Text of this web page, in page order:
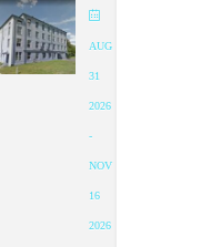
AUG
31
2026
-
NOV
16
2026